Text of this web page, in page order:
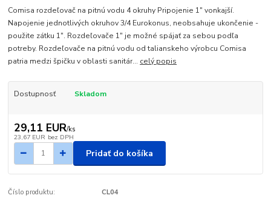
Comisa rozdeľovač na pitnú vodu 4 okruhy Pripojenie 1" vonkajší.
Napojenie jednotlivých okruhov 3/4 Eurokonus, neobsahuje ukončenie -
použite zátku 1". Rozdeľovače 1" je možné spájať za sebou podľa
potreby. Rozdeľovače na pitnú vodu od talianskeho výrobcu Comisa
patria medzi špičku v oblasti sanitár... celý popis
Dostupnosť Skladom
29,11 EUR/ks
23,67 EUR bez DPH
Pridať do košíka
Číslo produktu: CL04